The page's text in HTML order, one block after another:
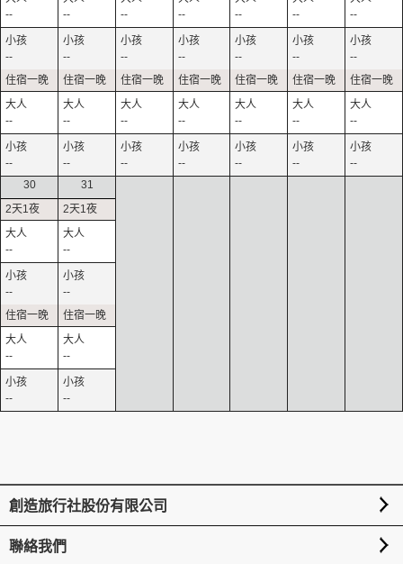
--
--
--
--
--
--
--
--
--
--
--
--
--
--
--
--
--
--
--
--
--
--
--
--
--
--
--
--
30
--
--
--
--
31
--
--
--
--
創造旅行社股份有限公司
聯絡我們